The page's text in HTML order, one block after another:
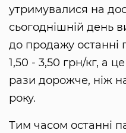
утримувалися на
сьогоднішній день
до продажу останні
1,50 - 3,50 грн/кг, а
рази дорожче, ніж
року.
Тим часом останні